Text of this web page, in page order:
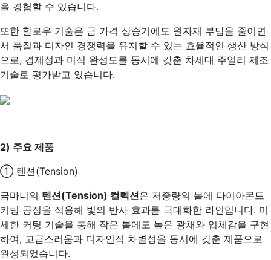
을 경험할 수 있습니다.
또한 할로우 기술은 금 가격 상승기에도 원자재 부담을 줄이면
서 품질과 디자인 경쟁력을 유지할 수 있는 효율적인 생산 방식
으로, 경제성과 미적 완성도를 동시에 갖춘 차세대 주얼리 제조
기술로 평가받고 있습니다.
2) 주요 제품
① 텐션(Tension)
금마니의 텐션(Tension) 컬렉션은 저중량의 볼에 다이아몬드
커팅 공정을 적용해 빛의 반사 효과를 극대화한 라인입니다. 미
세한 커팅 기술을 통해 작은 볼에도 높은 광채와 입체감을 구현
하여, 고급스러움과 디자인적 차별성을 동시에 갖춘 제품으로
완성되었습니다.